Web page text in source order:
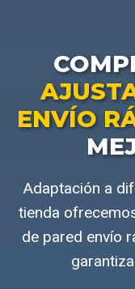
ENVÍO
Adaptación a
tienda
de pared envío